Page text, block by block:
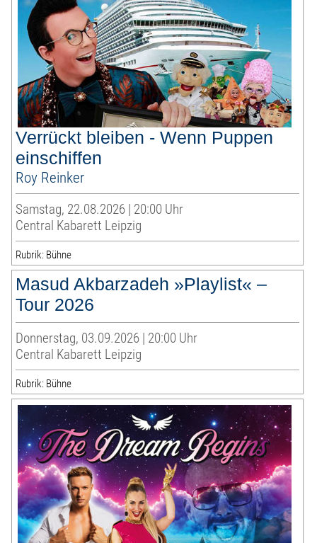
Verrückt bleiben - Wenn Puppen
einschiffen
Roy Reinker
Samstag, 22.08.2026 | 20:00 Uhr
Central Kabarett Leipzig
Rubrik: Bühne
Masud Akbarzadeh »Playlist« –
Tour 2026
Donnerstag, 03.09.2026 | 20:00 Uhr
Central Kabarett Leipzig
Rubrik: Bühne